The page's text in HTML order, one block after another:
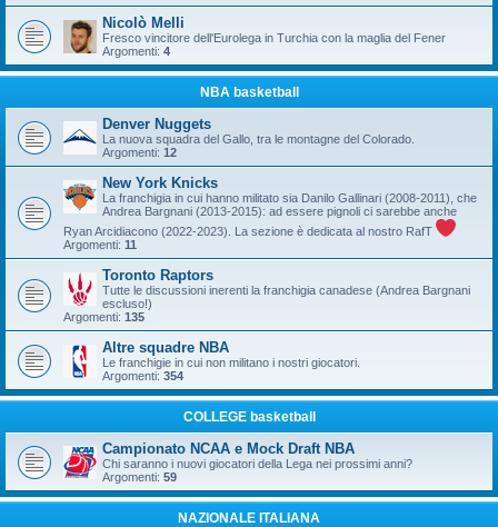
Nicolò Melli
Fresco vincitore dell'Eurolega in Turchia con la maglia del Fener
Argomenti: 4
NBA basketball
Denver Nuggets
La nuova squadra del Gallo, tra le montagne del Colorado.
Argomenti: 12
New York Knicks
La franchigia in cui hanno militato sia Danilo Gallinari (2008-2011), che
Andrea Bargnani (2013-2015): ad essere pignoli ci sarebbe anche
Ryan Arcidiacono (2022-2023). La sezione è dedicata al nostro RafT
Argomenti: 11
Toronto Raptors
Tutte le discussioni inerenti la franchigia canadese (Andrea Bargnani
escluso!)
Argomenti: 135
Altre squadre NBA
Le franchigie in cui non militano i nostri giocatori.
Argomenti: 354
COLLEGE basketball
Campionato NCAA e Mock Draft NBA
Chi saranno i nuovi giocatori della Lega nei prossimi anni?
Argomenti: 59
NAZIONALE ITALIANA